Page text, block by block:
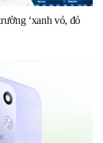
‘xanh vỏ, đỏ